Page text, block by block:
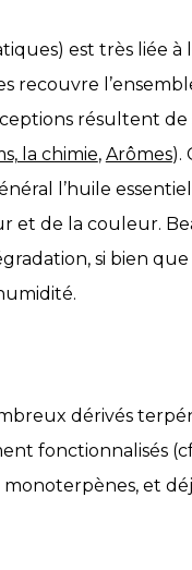
est très liée
recouvre
résultent
la chimie, Arômes).
l’huile
et de la couleur.
si bien que
dérivés
fonctionnalisés
et